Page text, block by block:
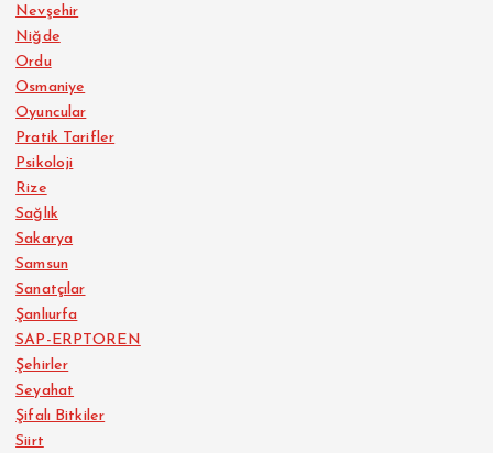
Nevşehir
Niğde
Ordu
Osmaniye
Oyuncular
Pratik Tarifler
Psikoloji
Rize
Sağlık
Sakarya
Samsun
Sanatçılar
Şanlıurfa
SAP-ERPTOREN
Şehirler
Seyahat
Şifalı Bitkiler
Siirt